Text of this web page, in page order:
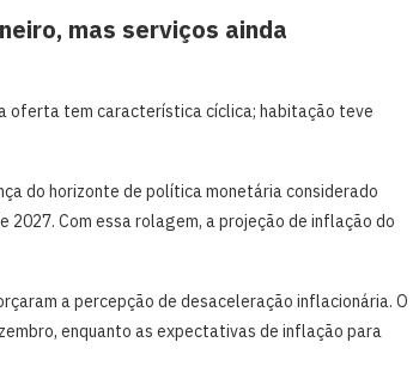
mas serviços ainda
oferta tem característica cíclica; habitação teve
do horizonte de política monetária considerado
Com essa rolagem, a projeção de inflação do
a percepção de desaceleração inflacionária. O
enquanto as expectativas de inflação para